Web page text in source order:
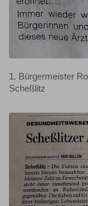
1. Bürgermeister
Scheßlitz